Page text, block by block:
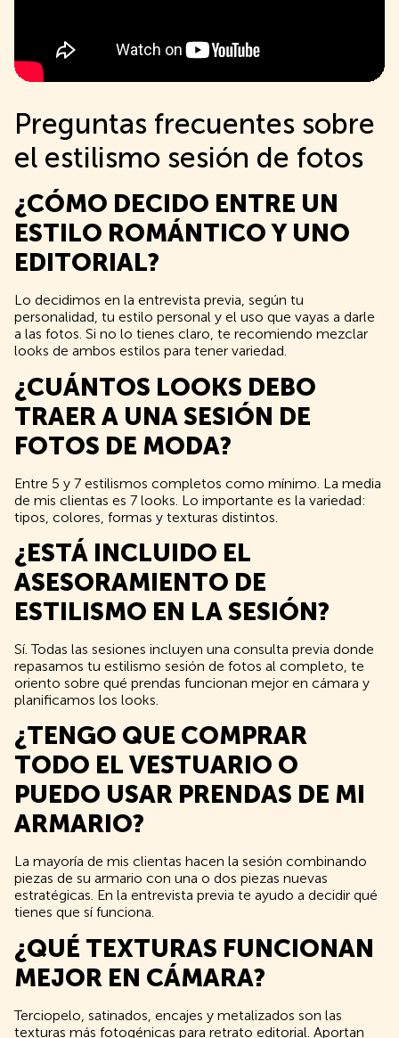
Preguntas frecuentes sobre
el estilismo sesión de fotos
¿CÓMO DECIDO ENTRE UN
ESTILO ROMÁNTICO Y UNO
EDITORIAL?
Lo decidimos en la entrevista previa, según tu
personalidad, tu estilo personal y el uso que vayas a darle
a las fotos. Si no lo tienes claro, te recomiendo mezclar
looks de ambos estilos para tener variedad.
¿CUÁNTOS LOOKS DEBO
TRAER A UNA SESIÓN DE
FOTOS DE MODA?
Entre 5 y 7 estilismos completos como mínimo. La media
de mis clientas es 7 looks. Lo importante es la variedad:
tipos, colores, formas y texturas distintos.
¿ESTÁ INCLUIDO EL
ASESORAMIENTO DE
ESTILISMO EN LA SESIÓN?
Sí. Todas las sesiones incluyen una consulta previa donde
repasamos tu estilismo sesión de fotos al completo, te
oriento sobre qué prendas funcionan mejor en cámara y
planificamos los looks.
¿TENGO QUE COMPRAR
TODO EL VESTUARIO O
PUEDO USAR PRENDAS DE MI
ARMARIO?
La mayoría de mis clientas hacen la sesión combinando
piezas de su armario con una o dos piezas nuevas
estratégicas. En la entrevista previa te ayudo a decidir qué
tienes que sí funciona.
¿QUÉ TEXTURAS FUNCIONAN
MEJOR EN CÁMARA?
Terciopelo, satinados, encajes y metalizados son las
texturas más fotogénicas para retrato editorial. Aportan